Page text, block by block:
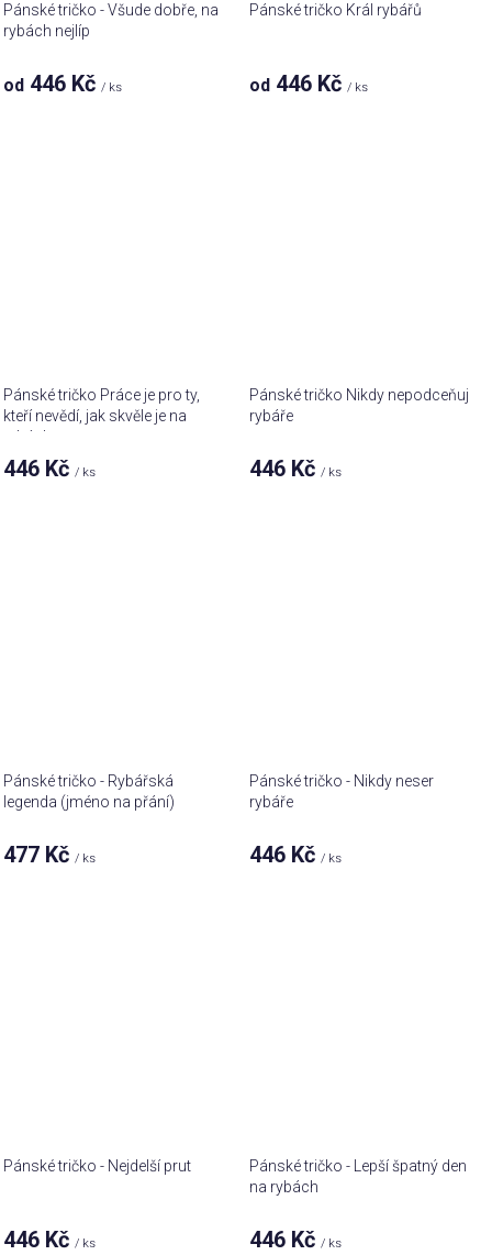
Pánské tričko - Všude dobře, na
rybách nejlíp
od 446 Kč / ks
Pánské tričko Král rybářů
od 446 Kč / ks
Pánské tričko Práce je pro ty,
kteří nevědí, jak skvěle je na
rybách
446 Kč/ ks
Pánské tričko Nikdy nepodceňuj
rybáře
446 Kč/ ks
Pánské tričko - Rybářská
legenda (jméno na přání)
477 Kč / ks
Pánské tričko - Nikdy neser
rybáře
446 Kč / ks
Pánské tričko - Nejdelší prut
446 Kč/ ks
Pánské tričko - Lepší špatný den
na rybách
446 Kč/ ks